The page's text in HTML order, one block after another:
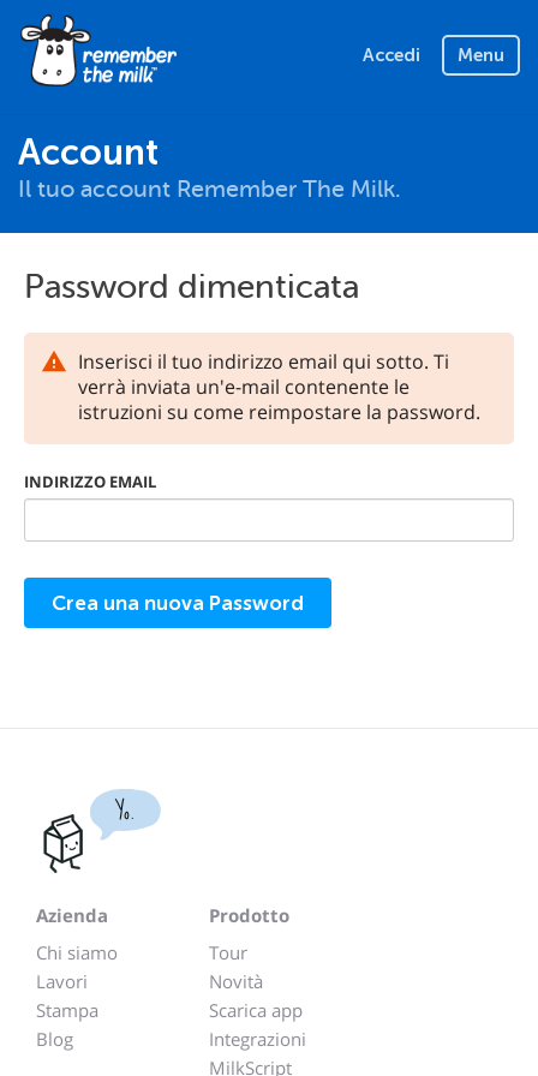
Accedi Menu
Account
Il tuo account Remember The Milk.
Password dimenticata
Inserisci il tuo indirizzo email qui sotto. Ti
verrà inviata un'e-mail contenente le
istruzioni su come reimpostare la password.
INDIRIZZO EMAIL
Yo.
Azienda
Chi siamo
Lavori
Stampa
Blog
Prodotto
Tour
Novità
Scarica app
Integrazioni
MilkScript